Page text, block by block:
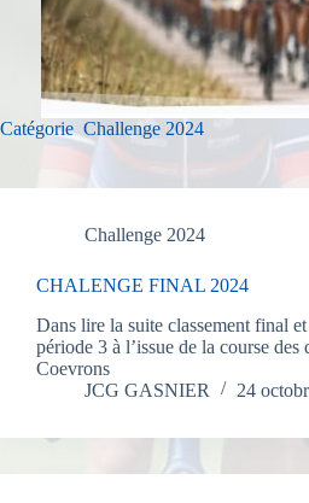
Catégorie Challenge 2024
Challenge 2024
CHALENGE FINAL 2024
Dans lire la suite classement final
période 3 à l’issue de la course des
Coevrons
JCG GASNIER
24